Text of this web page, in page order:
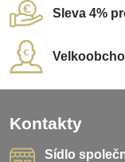
Sleva 4%
Kontakty
Sídlo